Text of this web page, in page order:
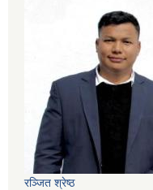
रञ्‍जित श्रेष्ठ